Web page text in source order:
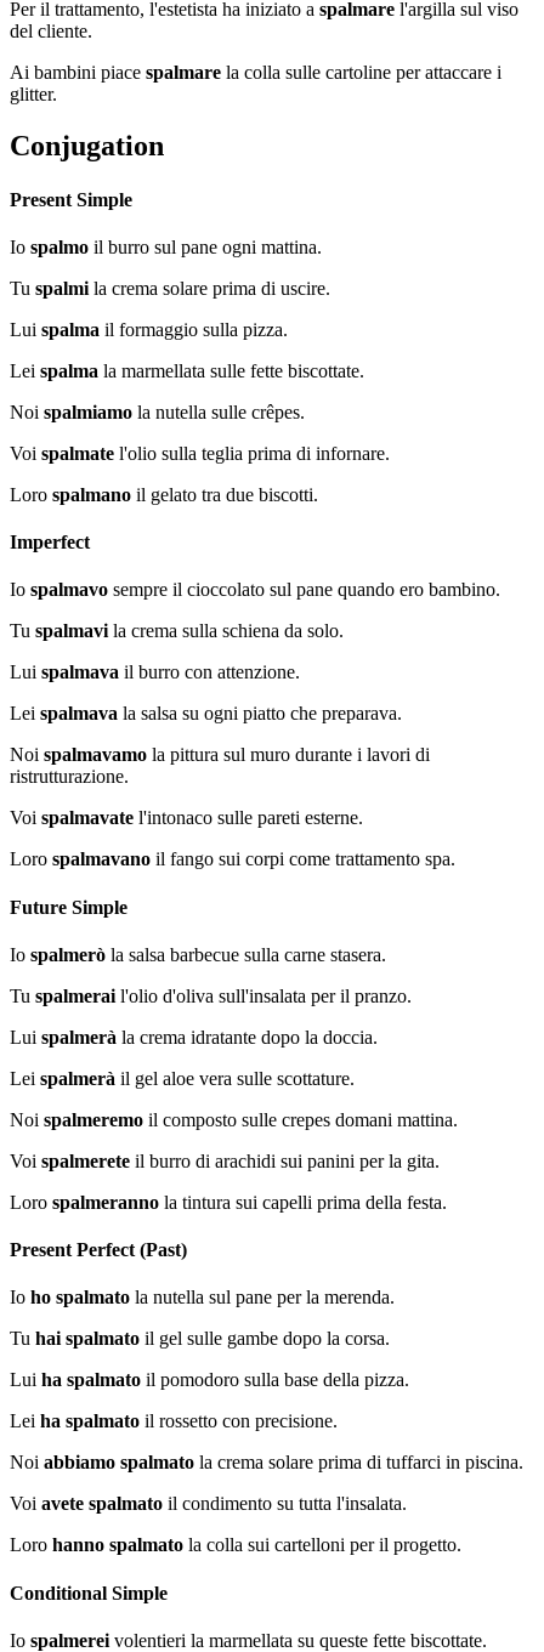
Per il trattamento, l'estetista ha iniziato a spalmare l'argilla sul viso
del cliente.
Ai bambini piace spalmare la colla sulle cartoline per attaccare i
glitter.
Conjugation
Present Simple
Io spalmo il burro sul pane ogni mattina.
Tu spalmi la crema solare prima di uscire.
Lui spalma il formaggio sulla pizza.
Lei spalma la marmellata sulle fette biscottate.
Noi spalmiamo la nutella sulle crêpes.
Voi spalmate l'olio sulla teglia prima di infornare.
Loro spalmano il gelato tra due biscotti.
Imperfect
Io spalmavo sempre il cioccolato sul pane quando ero bambino.
Tu spalmavi la crema sulla schiena da solo.
Lui spalmava il burro con attenzione.
Lei spalmava la salsa su ogni piatto che preparava.
Noi spalmavamo la pittura sul muro durante i lavori di
ristrutturazione.
Voi spalmavate l'intonaco sulle pareti esterne.
Loro spalmavano il fango sui corpi come trattamento spa.
Future Simple
Io spalmerò la salsa barbecue sulla carne stasera.
Tu spalmerai l'olio d'oliva sull'insalata per il pranzo.
Lui spalmerà la crema idratante dopo la doccia.
Lei spalmerà il gel aloe vera sulle scottature.
Noi spalmeremo il composto sulle crepes domani mattina.
Voi spalmerete il burro di arachidi sui panini per la gita.
Loro spalmeranno la tintura sui capelli prima della festa.
Present Perfect (Past)
Io ho spalmato la nutella sul pane per la merenda.
Tu hai spalmato il gel sulle gambe dopo la corsa.
Lui ha spalmato il pomodoro sulla base della pizza.
Lei ha spalmato il rossetto con precisione.
Noi abbiamo spalmato la crema solare prima di tuffarci in piscina.
Voi avete spalmato il condimento su tutta l'insalata.
Loro hanno spalmato la colla sui cartelloni per il progetto.
Conditional Simple
Io spalmerei volentieri la marmellata su queste fette biscottate.